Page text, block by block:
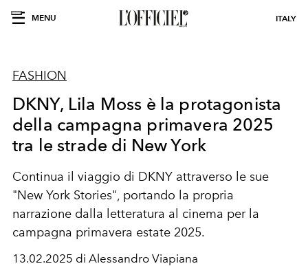
MENU ITALY
FASHION
DKNY, Lila Moss è la protagonista
della campagna primavera 2025
tra le strade di New York
Continua il viaggio di DKNY attraverso le sue
"New York Stories", portando la propria
narrazione dalla letteratura al cinema per la
campagna primavera estate 2025.
13.02.2025 di Alessandro Viapiana